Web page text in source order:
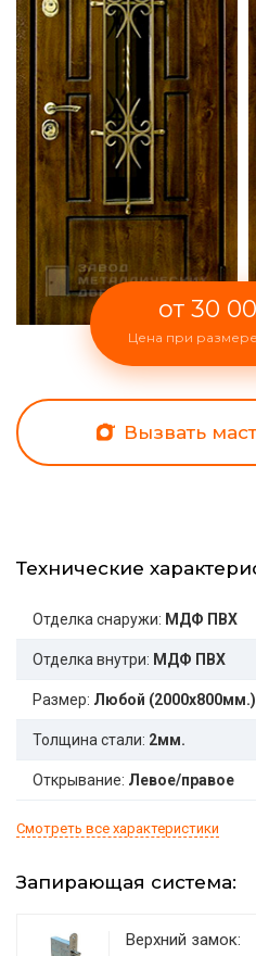
от 30
Цена при
Вызвать
Технические
Отделка снаружи: МДФ ПВХ
Отделка внутри: МДФ ПВХ
Размер: Любой (2000x800мм.)
Толщина стали: 2мм.
Открывание: Левое/правое
Смотреть все характеристики
Запирающая система:
Верхний замок: